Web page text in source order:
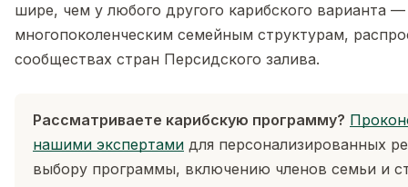
шире, чем у любого другого карибского варианта —
многопоколенческим семейным структурам,
сообществах стран Персидского залива.
Рассматриваете карибскую программу?
нашими экспертами для персонализированных
выбору программы, включению членов семьи и